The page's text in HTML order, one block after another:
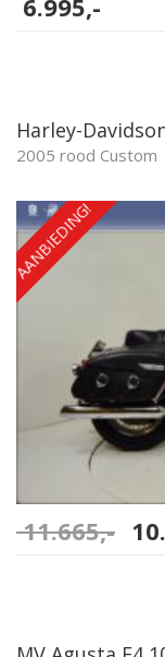
6.995,-
Harley-
2005 rood Custom
AANBIEDING!
11.665,-